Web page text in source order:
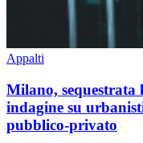
Appalti
Milano,
indagine su
pubblico-privato